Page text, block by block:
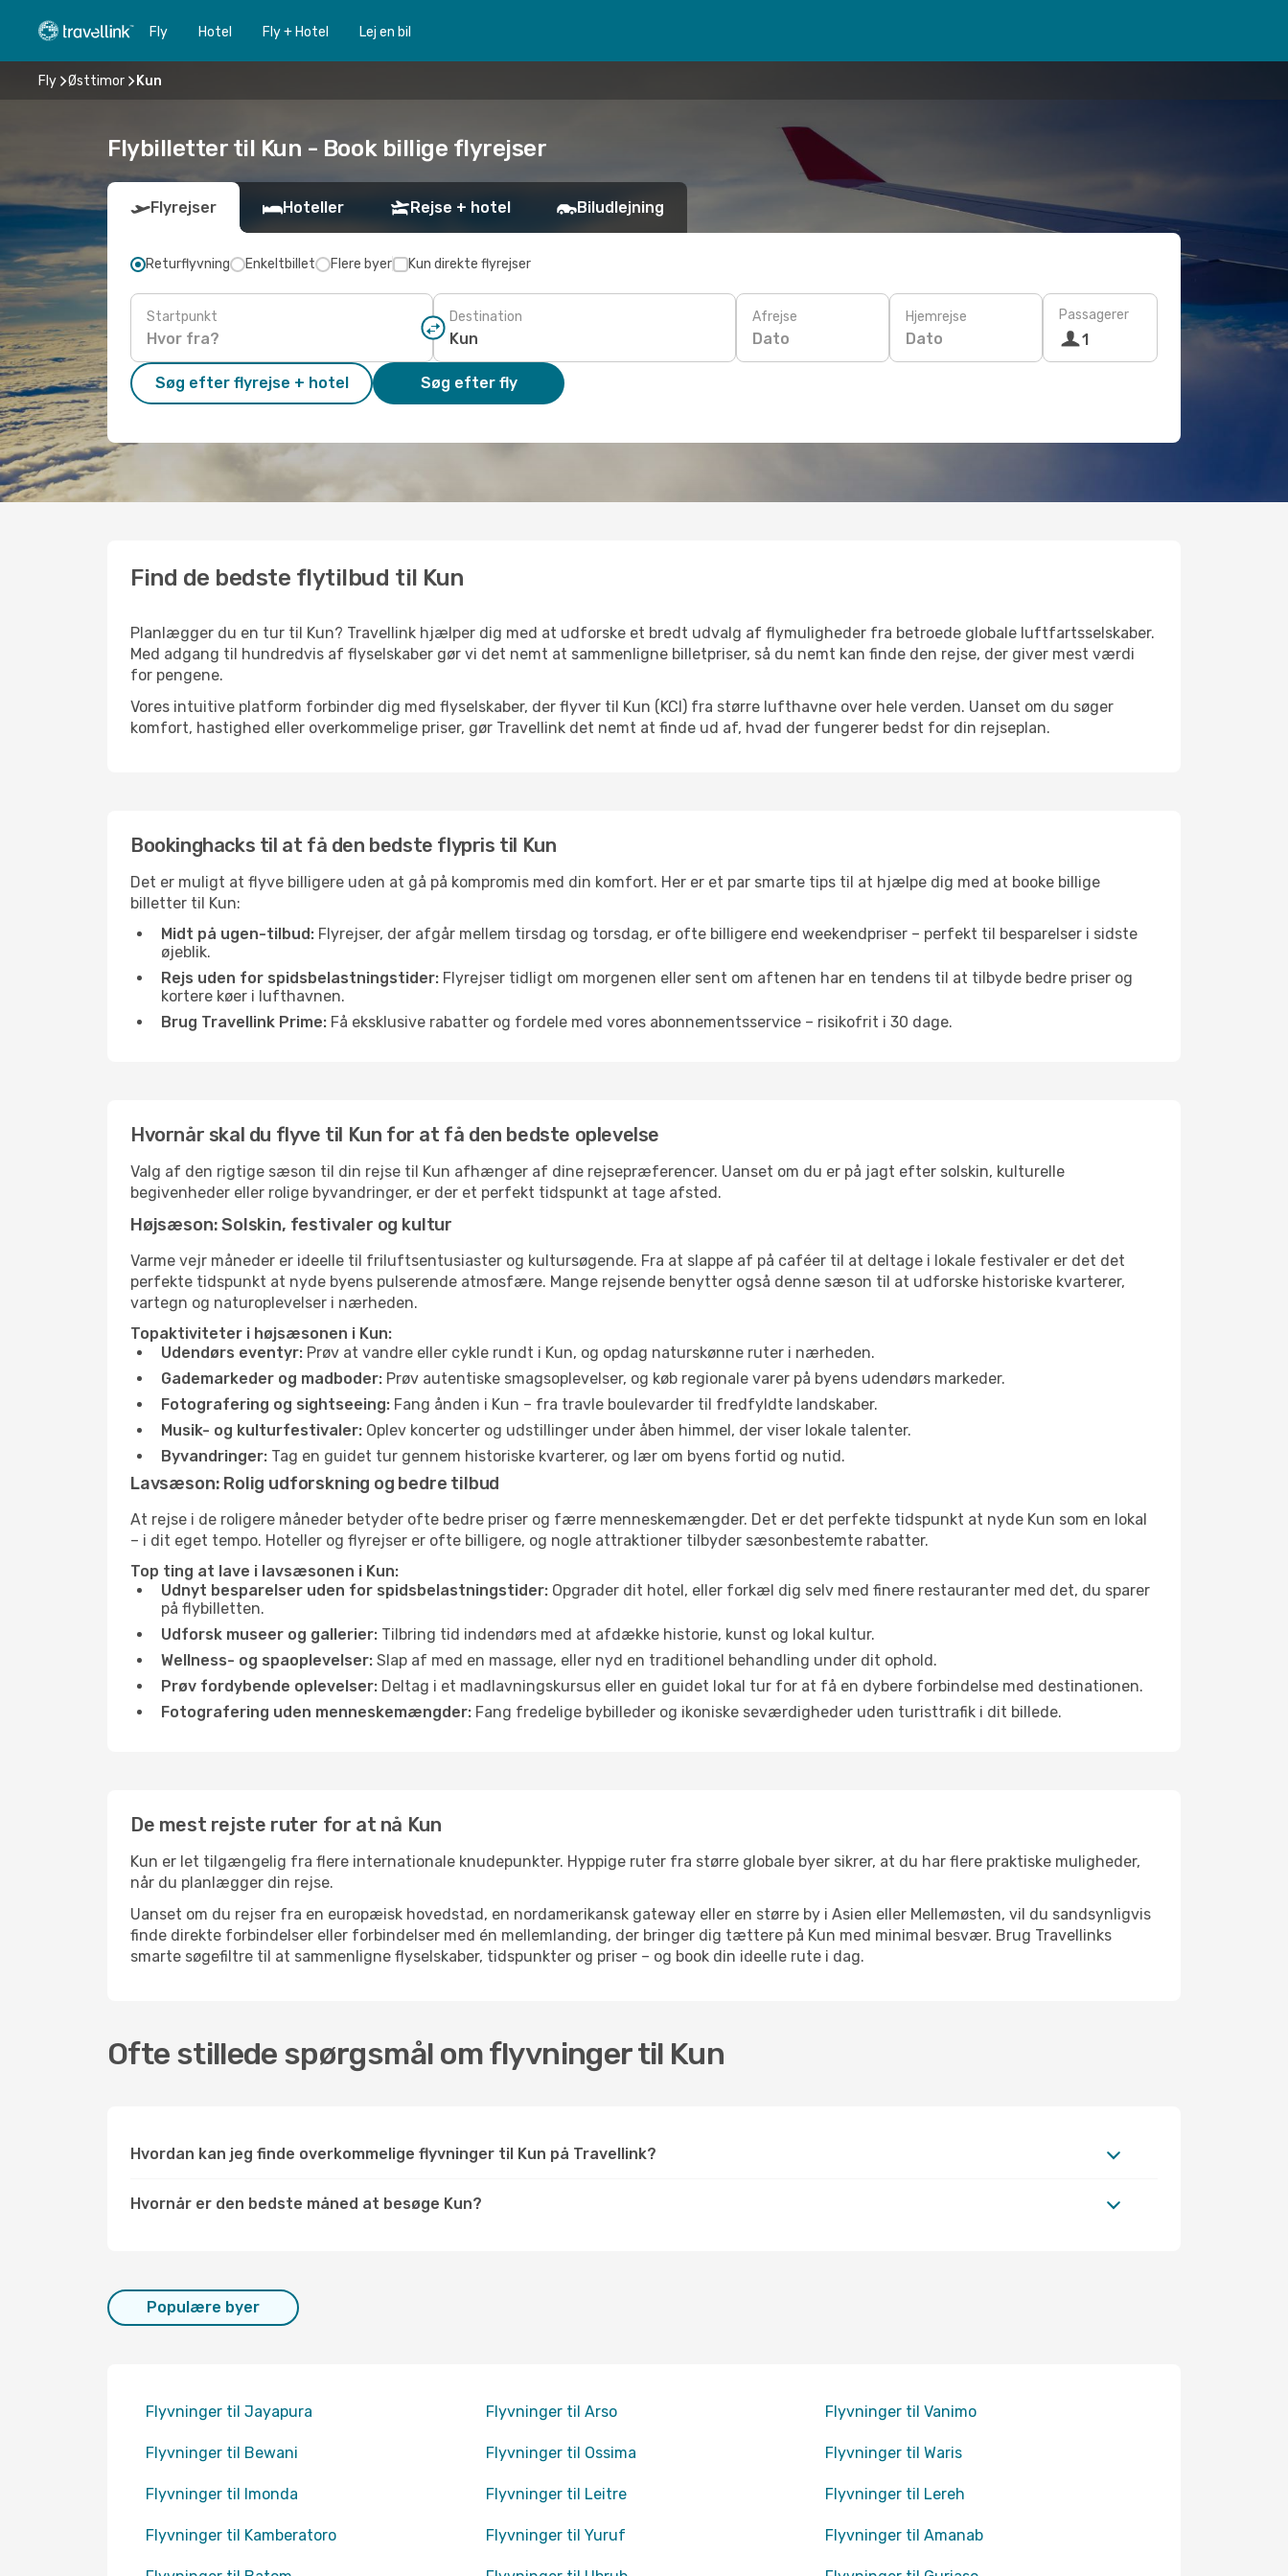
Fly Hotel Fly + Hotel Lej en bil
Fly Østtimor Kun
Flybilletter til Kun - Book billige flyrejser
Flyrejser Hoteller Rejse + hotel Biludlejning
Returflyvning Enkeltbillet Flere byer Kun direkte flyrejser
Startpunkt Destination Afrejse
Dato
Hjemrejse
Dato
Passagerer
1
Søg efter flyrejse + hotel Søg efter fly
Find de bedste flytilbud til Kun
Planlægger du en tur til Kun? Travellink hjælper dig med at udforske et bredt udvalg af flymuligheder fra betroede globale luftfartsselskaber.
Med adgang til hundredvis af flyselskaber gør vi det nemt at sammenligne billetpriser, så du nemt kan finde den rejse, der giver mest værdi
for pengene.
Vores intuitive platform forbinder dig med flyselskaber, der flyver til Kun (KCI) fra større lufthavne over hele verden. Uanset om du søger
komfort, hastighed eller overkommelige priser, gør Travellink det nemt at finde ud af, hvad der fungerer bedst for din rejseplan.
Bookinghacks til at få den bedste flypris til Kun
Det er muligt at flyve billigere uden at gå på kompromis med din komfort. Her er et par smarte tips til at hjælpe dig med at booke billige
billetter til Kun:
Midt på ugen-tilbud: Flyrejser, der afgår mellem tirsdag og torsdag, er ofte billigere end weekendpriser – perfekt til besparelser i sidste
øjeblik.
Rejs uden for spidsbelastningstider: Flyrejser tidligt om morgenen eller sent om aftenen har en tendens til at tilbyde bedre priser og
kortere køer i lufthavnen.
Brug Travellink Prime: Få eksklusive rabatter og fordele med vores abonnementsservice – risikofrit i 30 dage.
Hvornår skal du flyve til Kun for at få den bedste oplevelse
Valg af den rigtige sæson til din rejse til Kun afhænger af dine rejsepræferencer. Uanset om du er på jagt efter solskin, kulturelle
begivenheder eller rolige byvandringer, er der et perfekt tidspunkt at tage afsted.
Højsæson: Solskin, festivaler og kultur
Varme vejr måneder er ideelle til friluftsentusiaster og kultursøgende. Fra at slappe af på caféer til at deltage i lokale festivaler er det det
perfekte tidspunkt at nyde byens pulserende atmosfære. Mange rejsende benytter også denne sæson til at udforske historiske kvarterer,
vartegn og naturoplevelser i nærheden.
Topaktiviteter i højsæsonen i Kun:
Udendørs eventyr: Prøv at vandre eller cykle rundt i Kun, og opdag naturskønne ruter i nærheden.
Gademarkeder og madboder: Prøv autentiske smagsoplevelser, og køb regionale varer på byens udendørs markeder.
Fotografering og sightseeing: Fang ånden i Kun – fra travle boulevarder til fredfyldte landskaber.
Musik- og kulturfestivaler: Oplev koncerter og udstillinger under åben himmel, der viser lokale talenter.
Byvandringer: Tag en guidet tur gennem historiske kvarterer, og lær om byens fortid og nutid.
Lavsæson: Rolig udforskning og bedre tilbud
At rejse i de roligere måneder betyder ofte bedre priser og færre menneskemængder. Det er det perfekte tidspunkt at nyde Kun som en lokal
– i dit eget tempo. Hoteller og flyrejser er ofte billigere, og nogle attraktioner tilbyder sæsonbestemte rabatter.
Top ting at lave i lavsæsonen i Kun:
Udnyt besparelser uden for spidsbelastningstider: Opgrader dit hotel, eller forkæl dig selv med finere restauranter med det, du sparer
på flybilletten.
Udforsk museer og gallerier: Tilbring tid indendørs med at afdække historie, kunst og lokal kultur.
Wellness- og spaoplevelser: Slap af med en massage, eller nyd en traditionel behandling under dit ophold.
Prøv fordybende oplevelser: Deltag i et madlavningskursus eller en guidet lokal tur for at få en dybere forbindelse med destinationen.
Fotografering uden menneskemængder: Fang fredelige bybilleder og ikoniske seværdigheder uden turisttrafik i dit billede.
De mest rejste ruter for at nå Kun
Kun er let tilgængelig fra flere internationale knudepunkter. Hyppige ruter fra større globale byer sikrer, at du har flere praktiske muligheder,
når du planlægger din rejse.
Uanset om du rejser fra en europæisk hovedstad, en nordamerikansk gateway eller en større by i Asien eller Mellemøsten, vil du sandsynligvis
finde direkte forbindelser eller forbindelser med én mellemlanding, der bringer dig tættere på Kun med minimal besvær. Brug Travellinks
smarte søgefiltre til at sammenligne flyselskaber, tidspunkter og priser – og book din ideelle rute i dag.
Ofte stillede spørgsmål om flyvninger til Kun
Hvordan kan jeg finde overkommelige flyvninger til Kun på Travellink?
Hvornår er den bedste måned at besøge Kun?
Populære byer
Flyvninger til Jayapura Flyvninger til Arso Flyvninger til Vanimo
Flyvninger til Bewani Flyvninger til Ossima Flyvninger til Waris
Flyvninger til Imonda Flyvninger til Leitre Flyvninger til Lereh
Flyvninger til Kamberatoro Flyvninger til Yuruf Flyvninger til Amanab